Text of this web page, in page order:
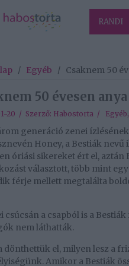
RANDI
/ Egyéb / Csaknem 50
50 évesen
20 / Szerző: Habostorta / Egyéb,
generáció zenei
Honey, a Bestiák
óriási sikereket ért el,
választott, több mint
férje mellett megtalálta
csúcsán a csapból is a
nem láthatták.
dönthettük el, milyen lesz a
Amikor a Bestiák